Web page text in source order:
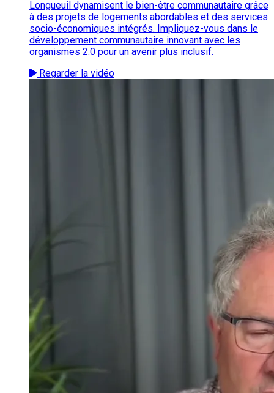
Longueuil dynamisent le bien-être communautaire grâce
à des projets de logements abordables et des services
socio-économiques intégrés. Impliquez-vous dans le
développement communautaire innovant avec les
organismes 2.0 pour un avenir plus inclusif.
Regarder la vidéo